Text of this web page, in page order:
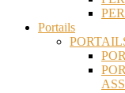
Portails